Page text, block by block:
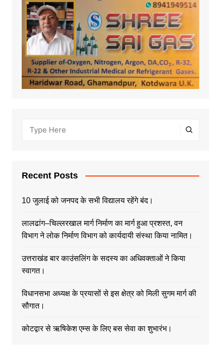
Recent Posts
10 जुलाई को जनपद के सभी विद्यालय रहेंगे बंद।
लालढांग–चिल्लरखाल मार्ग निर्माण का मार्ग हुआ प्रशस्त, वन
विभाग ने लोक निर्माण विभाग को कार्यदायी संस्था किया नामित।
उत्तराखंड बार काउंसलिंग के सदस्य का अधिवक्ताओं ने किया
स्वागत।
विधानसभा अध्यक्ष के प्रयासों से इस क्षेत्र को मिली सुगम मार्ग की
सौगात।
कोटद्वार से ऋषिकेश एम्स के लिए बस सेवा का शुभारंभ।